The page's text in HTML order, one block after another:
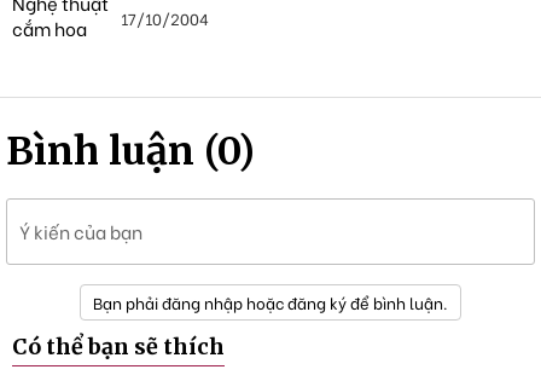
17/10/2004
Bình luận (0)
Ý kiến của bạn
Bạn phải đăng nhập hoặc đăng ký để bình luận.
Có thể bạn sẽ thích